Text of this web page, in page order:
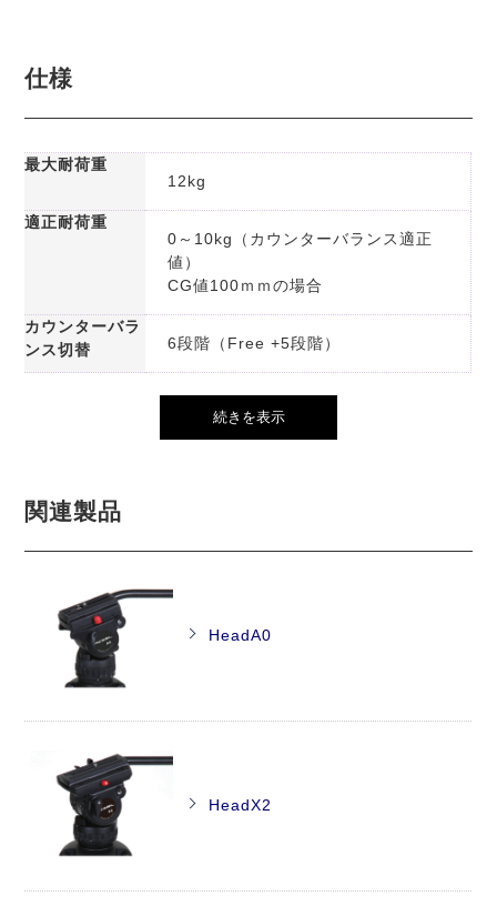
仕様
最大耐荷重
12kg
適正耐荷重
0～10kg（カウンターバランス適正
値）
CG値100ｍｍの場合
カウンターバラ
ンス切替
6段階（Free +5段階）
続きを表示
関連製品
HeadA0
HeadX2